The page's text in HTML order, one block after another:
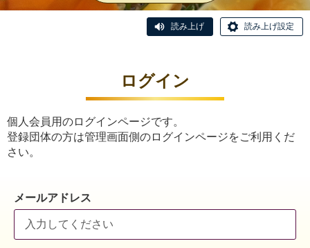
読み上げ 読み上げ設定
ログイン
個人会員用のログインページです。
登録団体の方は管理画面側のログインページをご利用くだ
さい。
メールアドレス